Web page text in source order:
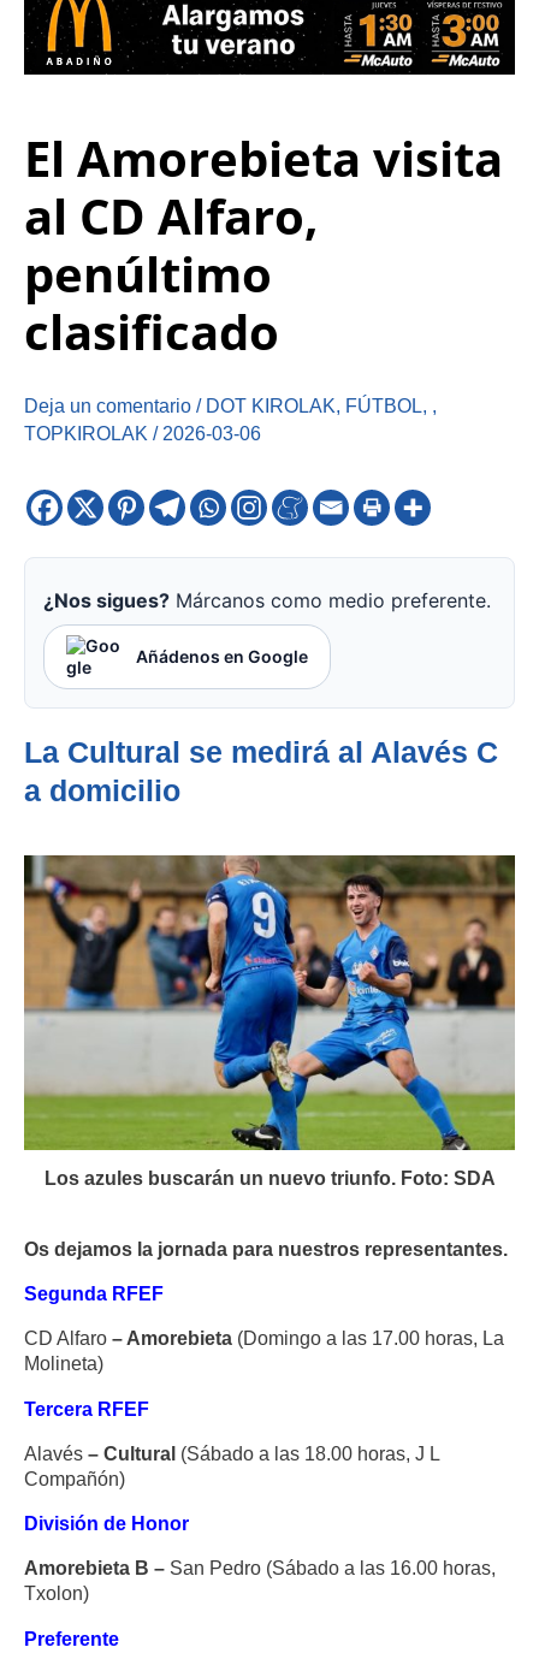
El Amorebieta visita
al CD Alfaro,
penúltimo
clasificado
Deja un comentario / DOT KIROLAK, FÚTBOL, ,
TOPKIROLAK / 2026-03-06
¿Nos sigues? Márcanos como medio preferente.
Añádenos en Google
La Cultural se medirá al Alavés C
a domicilio
Los azules buscarán un nuevo triunfo. Foto: SDA
Os dejamos la jornada para nuestros representantes.
Segunda RFEF
CD Alfaro – Amorebieta (Domingo a las 17.00 horas, La
Molineta)
Tercera RFEF
Alavés – Cultural (Sábado a las 18.00 horas, J L
Compañón)
División de Honor
Amorebieta B – San Pedro (Sábado a las 16.00 horas,
Txolon)
Preferente